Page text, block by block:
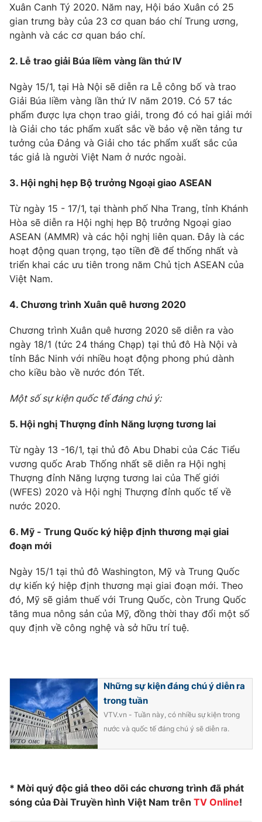
Góc doanh nghiệp
Truyền hình
Phim VTV
Hậu trường
Nhân vật
Khán giả
Giải sao mai
Âm nhạc
Sao
Đời sống
Du lịch
Làm đẹp
Chất lượng cuộc sống
Giáo dục
Tuyển sinh
Học trực tuyến
Công nghệ
Thị trường
Tư vấn
Giao lưu trực tuyến
Lịch phát sóng
Chuyên mục khác
Emagazine
Video Shorts video
VTV Sức khoẻ Bất động sản
Thị trường 24h Tấm lòng Việt
VTV4 Vươn mình bằng AI
Liên hệ tòa soạn
THỜI BÁO VTV
Cơ quan chủ quản:Đài Truyền hình Việt Nam
Cơ quan báo chí:Thời báo VTV
Giấy phép hoạt động báo in và báo điện tử số 483/GP-BTTTT
cấp ngày 29/12/2023
Phó Tổng Biên tập:Nguyễn Thị Mỹ Hạnh, Phạm Quốc Thắng,
Nguyễn Trọng Ninh
Xuân Canh Tý 2020. Năm nay, Hội báo Xuân có 25
gian trưng bày của 23 cơ quan báo chí Trung ương,
ngành và các cơ quan báo chí.
2. Lễ trao giải Búa liềm vàng lần thứ IV
Ngày 15/1, tại Hà Nội sẽ diễn ra Lễ công bố và trao
Giải Búa liềm vàng lần thứ IV năm 2019. Có 57 tác
phẩm được lựa chọn trao giải, trong đó có hai giải mới
là Giải cho tác phẩm xuất sắc về bảo vệ nền tảng tư
tưởng của Đảng và Giải cho tác phẩm xuất sắc của
tác giả là người Việt Nam ở nước ngoài.
3. Hội nghị hẹp Bộ trưởng Ngoại giao ASEAN
Từ ngày 15 - 17/1, tại thành phố Nha Trang, tỉnh Khánh
Hòa sẽ diễn ra Hội nghị hẹp Bộ trưởng Ngoại giao
ASEAN (AMMR) và các hội nghị liên quan. Đây là các
hoạt động quan trọng, tạo tiền đề để thống nhất và
triển khai các ưu tiên trong năm Chủ tịch ASEAN của
Việt Nam.
4. Chương trình Xuân quê hương 2020
Chương trình Xuân quê hương 2020 sẽ diễn ra vào
ngày 18/1 (tức 24 tháng Chạp) tại thủ đô Hà Nội và
tỉnh Bắc Ninh với nhiều hoạt động phong phú dành
cho kiều bào về nước đón Tết.
Một số sự kiện quốc tế đáng chú ý:
5. Hội nghị Thượng đỉnh Năng lượng tương lai
Từ ngày 13 -16/1, tại thủ đô Abu Dhabi của Các Tiểu
vương quốc Arab Thống nhất sẽ diễn ra Hội nghị
Thượng đỉnh Năng lượng tương lai của Thế giới
(WFES) 2020 và Hội nghị Thượng đỉnh quốc tế về
nước 2020.
6. Mỹ - Trung Quốc ký hiệp định thương mại giai
đoạn mới
Ngày 15/1 tại thủ đô Washington, Mỹ và Trung Quốc
dự kiến ký hiệp định thương mại giai đoạn mới. Theo
đó, Mỹ sẽ giảm thuế với Trung Quốc, còn Trung Quốc
tăng mua nông sản của Mỹ, đồng thời thay đổi một số
quy định về công nghệ và sở hữu trí tuệ.
Những sự kiện đáng chú ý diễn ra
trong tuần
VTV.vn - Tuần này, có nhiều sự kiện trong
nước và quốc tế đáng chú ý sẽ diễn ra.
* Mời quý độc giả theo dõi các chương trình đã phát
sóng của Đài Truyền hình Việt Nam trên TV Online!